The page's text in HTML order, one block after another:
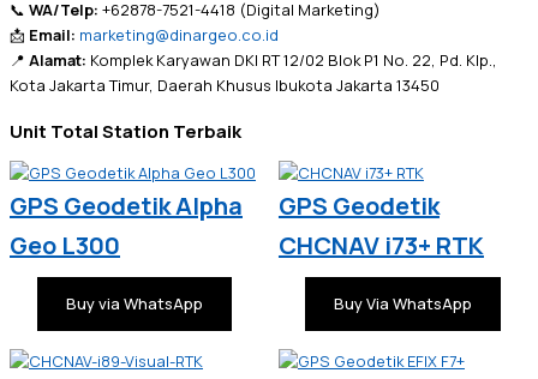
📞 WA/Telp: +62878-7521-4418 (Digital Marketing)
📩 Email: marketing@dinargeo.co.id
📍 Alamat: Komplek Karyawan DKI RT 12/02 Blok P1 No. 22, Pd. Klp.,
Kota Jakarta Timur, Daerah Khusus Ibukota Jakarta 13450
Unit Total Station Terbaik
GPS Geodetik Alpha
Geo L300
Buy via WhatsApp
GPS Geodetik
CHCNAV i73+ RTK
Buy Via WhatsApp